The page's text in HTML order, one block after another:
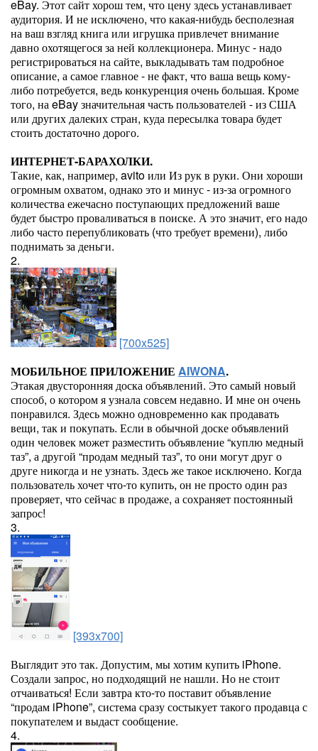
eBay. Этот сайт хорош тем, что цену здесь устанавливает
аудитория. И не исключено, что какая-нибудь бесполезная
на ваш взгляд книга или игрушка привлечет внимание
давно охотящегося за ней коллекционера. Минус - надо
регистрироваться на сайте, выкладывать там подробное
описание, а самое главное - не факт, что ваша вещь кому-
либо потребуется, ведь конкуренция очень большая. Кроме
того, на eBay значительная часть пользователей - из США
или других далеких стран, куда пересылка товара будет
стоить достаточно дорого.
ИНТЕРНЕТ-БАРАХОЛКИ.
Такие, как, например, avito или Из рук в руки. Они хороши
огромным охватом, однако это и минус - из-за огромного
количества ежечасно поступающих предложений ваше
будет быстро проваливаться в поиске. А это значит, его надо
либо часто перепубликовать (что требует времени), либо
поднимать за деньги.
2.
[700x525]
МОБИЛЬНОЕ ПРИЛОЖЕНИЕ AIWONA.
Этакая двусторонняя доска объявлений. Это самый новый
способ, о котором я узнала совсем недавно. И мне он очень
понравился. Здесь можно одновременно как продавать
вещи, так и покупать. Если в обычной доске объявлений
один человек может разместить объявление “куплю медный
таз”, а другой “продам медный таз”, то они могут друг о
друге никогда и не узнать. Здесь же такое исключено. Когда
пользователь хочет что-то купить, он не просто один раз
проверяет, что сейчас в продаже, а сохраняет постоянный
запрос!
3.
[393x700]
Выглядит это так. Допустим, мы хотим купить iPhone.
Создали запрос, но подходящий не нашли. Но не стоит
отчаиваться! Если завтра кто-то поставит объявление
“продам iPhone”, система сразу состыкует такого продавца с
покупателем и выдаст сообщение.
4.